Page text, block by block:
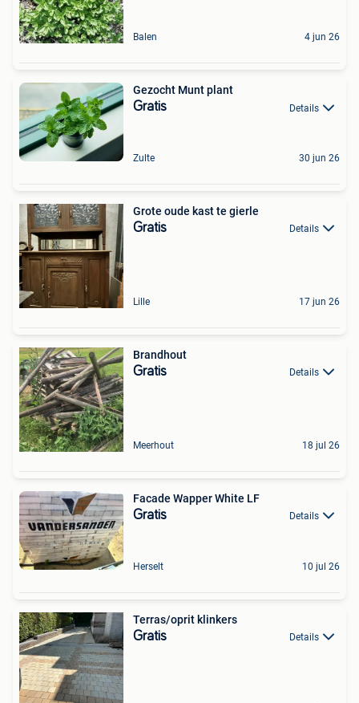
Balen 4 jun 26
Gezocht Munt plant
Gratis Details
Zulte 30 jun 26
Grote oude kast te gierle
Gratis Details
Lille 17 jun 26
Brandhout
Gratis Details
Meerhout 18 jul 26
Facade Wapper White LF
Gratis Details
Herselt 10 jul 26
Terras/oprit klinkers
Gratis Details